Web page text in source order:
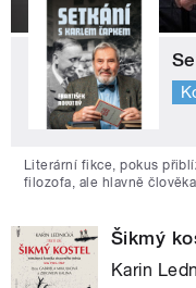
Literární fikce, pokus
filozofa, ale hlavně
Šikmý
Karin